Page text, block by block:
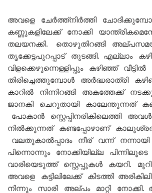
അവളെ ചേർത്ത്നിർത്തി
കണ്ണുകളിലേക്ക് നോക്കി
തലയനക്കി. തൊഴുതിറങ്ങി
തൃക്കേട്ടപുറപ്പാട് തുടങ്ങി. എല്ലാം
വിളക്കെഴുന്നെള്ളിപ്പും കഴിഞ്ഞ് വീട്ടിൽ
തിരിച്ചെത്തുമ്പോൾ അർദ്ധരാത്രി
കാറിൽ നിന്നിറങ്ങി അകത്തേക്ക്
ജാനകി ചെറുതായി കാലേന്തുന്നത്
പോകാൻ സ്റ്റെപ്പിനരികിലെത്തി
നിൽക്കുന്നത് കണ്ടപ്പോഴാണ്
വലതുകാൽപ്പാദം നീര് വന്ന് നന്നായി
പിന്നൊന്നും നോക്കിയില്ല
വാരിയെടുത്ത് സ്റ്റെപ്പുകൾ കയറി.
അവളെ കട്ടിലിലേക്ക് കിടത്തി
നിന്നും സാരി അല്പം മാറ്റി നോക്കി.